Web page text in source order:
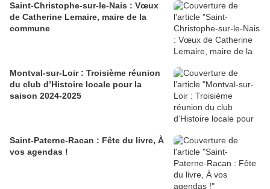
Saint-Christophe-sur-le-Nais : Vœux
de Catherine Lemaire, maire de la
commune
Montval-sur-Loir : Troisième réunion
du club d’Histoire locale pour la
saison 2024-2025
Saint-Paterne-Racan : Fête du livre, À
vos agendas !